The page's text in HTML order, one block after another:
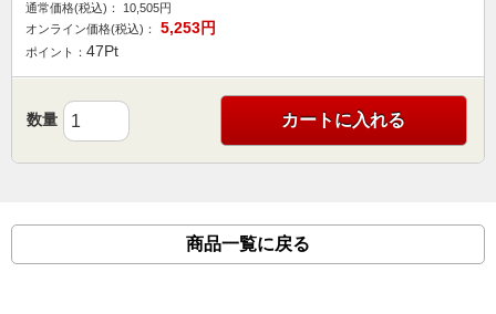
通常価格(税込)： 10,505円
オンライン価格(税込)：
5,253円
ポイント： 47Pt
数量 カートに入れる
商品一覧に戻る